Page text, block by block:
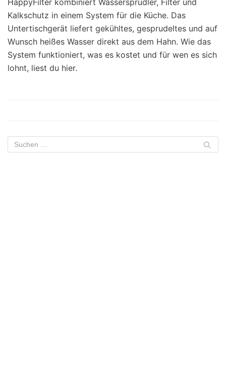
HappyFilter kombiniert Wassersprudler, Filter und
Kalkschutz in einem System für die Küche. Das
Untertischgerät liefert gekühltes, gesprudeltes und auf
Wunsch heißes Wasser direkt aus dem Hahn. Wie das
System funktioniert, was es kostet und für wen es sich
lohnt, liest du hier.